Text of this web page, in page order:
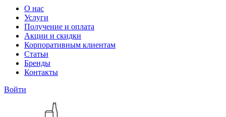
О нас
Услуги
Получение и оплата
Акции и скидки
Корпоративным клиентам
Статьи
Бренды
Контакты
Войти